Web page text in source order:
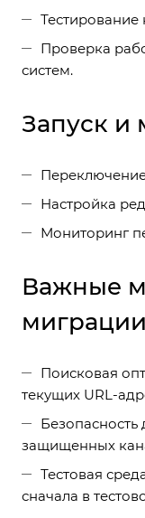
Проверка
систем.
Запуск и
Настройка
Мониторинг
Важные
миграции
Поисковая
текущих URL-
защищенных
Тестовая
сначала в